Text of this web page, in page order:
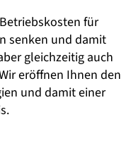
für
senken und damit
gleichzeitig auch
eröffnen Ihnen den
und damit einer